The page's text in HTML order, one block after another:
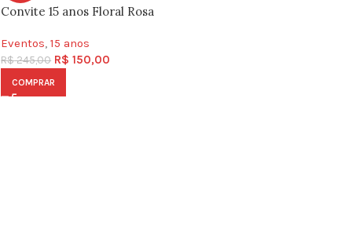
Convite 15 anos Floral Rosa
Eventos, 15 anos
R$245,00 R$ 150,00
COMPRAR